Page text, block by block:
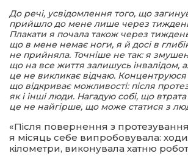
До речі, усвідомлення того, що
прийшло до мене лише через тиждень
Плакати я почала також через
що в мене немає ноги, я й досі в
не прийняла. Точніше не так: я
що на все життя залишусь інвалідом,
це не викликає відчаю. Концентруюся
що відкриває можливості: після
як і інші люди. Нагадую собі, що
це не найгірше, що може статися з
«Після повернення з
я місяць себе випробовувала:
кілометри, виконувала хатню